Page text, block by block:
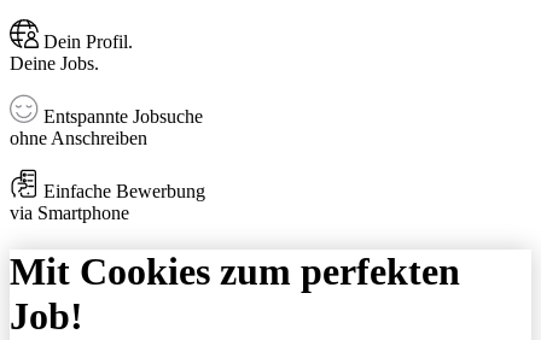
Dein Profil.
Deine Jobs.
Entspannte Jobsuche
ohne Anschreiben
Einfache Bewerbung
via Smartphone
Mit Cookies zum perfekten
Job!